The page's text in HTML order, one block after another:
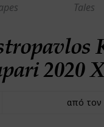
Tales
2020
από τον